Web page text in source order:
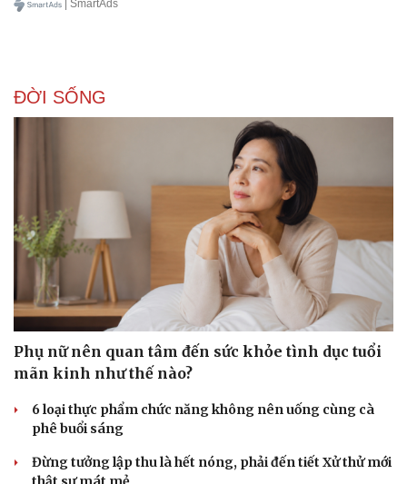
| SmartAds
ĐỜI SỐNG
Phụ nữ nên quan tâm đến sức khỏe tình dục tuổi
mãn kinh như thế nào?
6 loại thực phẩm chức năng không nên uống cùng cà
phê buổi sáng
Đừng tưởng lập thu là hết nóng, phải đến tiết Xử thử mới